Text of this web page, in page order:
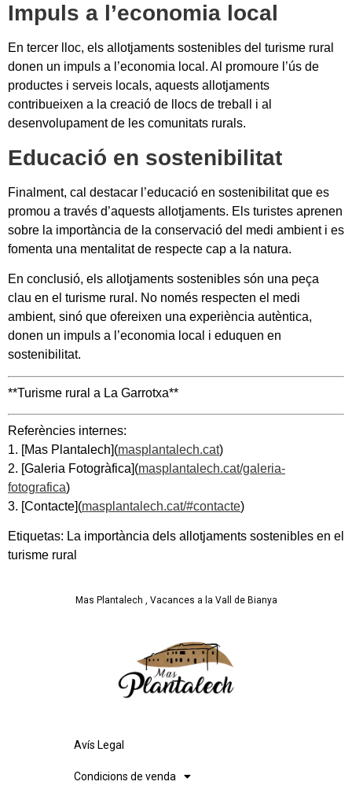
Impuls a l’economia local
En tercer lloc, els allotjaments sostenibles del turisme rural
donen un impuls a l’economia local. Al promoure l’ús de
productes i serveis locals, aquests allotjaments
contribueixen a la creació de llocs de treball i al
desenvolupament de les comunitats rurals.
Educació en sostenibilitat
Finalment, cal destacar l’educació en sostenibilitat que es
promou a través d’aquests allotjaments. Els turistes aprenen
sobre la importància de la conservació del medi ambient i es
fomenta una mentalitat de respecte cap a la natura.
En conclusió, els allotjaments sostenibles són una peça
clau en el turisme rural. No només respecten el medi
ambient, sinó que ofereixen una experiència autèntica,
donen un impuls a l’economia local i eduquen en
sostenibilitat.
**Turisme rural a La Garrotxa**
Referències internes:
1. [Mas Plantalech](masplantalech.cat)
2. [Galeria Fotogràfica](masplantalech.cat/galeria-
fotografica)
3. [Contacte](masplantalech.cat/#contacte)
Etiquetas: La importància dels allotjaments sostenibles en el
turisme rural
Mas Plantalech , Vacances a la Vall de Bianya
Avís Legal
Condicions de venda